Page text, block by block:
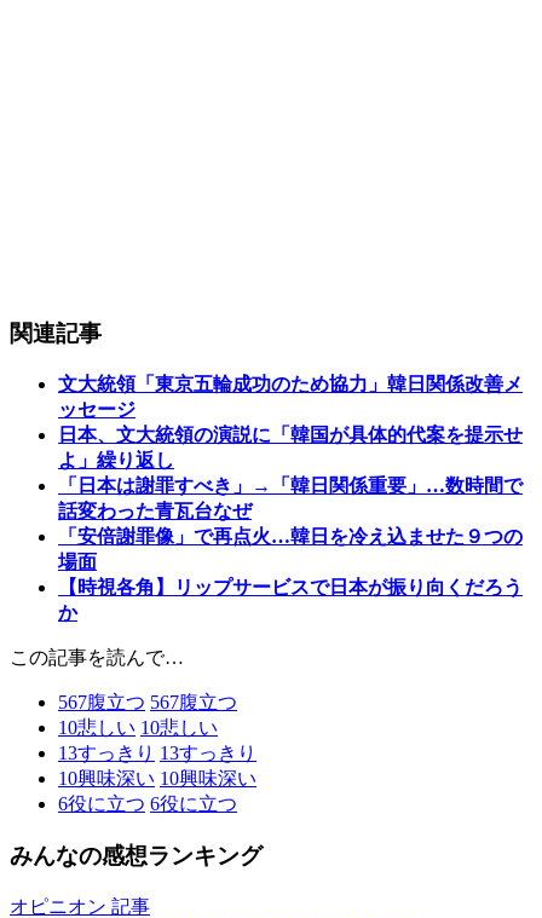
関連記事
文大統領「東京五輪成功のため協力」韓日関係改善メ
ッセージ
日本、文大統領の演説に「韓国が具体的代案を提示せ
よ」繰り返し
「日本は謝罪すべき」→「韓日関係重要」…数時間で
話変わった青瓦台なぜ
「安倍謝罪像」で再点火…韓日を冷え込ませた９つの
場面
【時視各角】リップサービスで日本が振り向くだろう
か
この記事を読んで…
567腹立つ 567腹立つ
10悲しい 10悲しい
13すっきり 13すっきり
10興味深い 10興味深い
6役に立つ 6役に立つ
みんなの感想ランキング
オピニオン 記事